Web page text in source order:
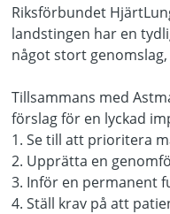
Riksförbundet
landstingen har en
något stort
Tillsammans med
förslag för en lyckad
1. Se till att prioritera
2. Upprätta en
3. Inför en permanent
4. Ställ krav på att